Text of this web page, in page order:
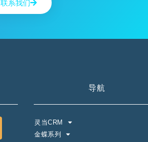
联系我们
导航
灵当CRM
金蝶系列